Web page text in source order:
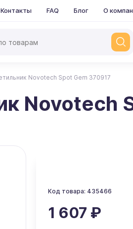
Контакты FAQ Блог О
Novotech Spot Gem 370917
Novotech
Код товара: 435466
1 607 ₽